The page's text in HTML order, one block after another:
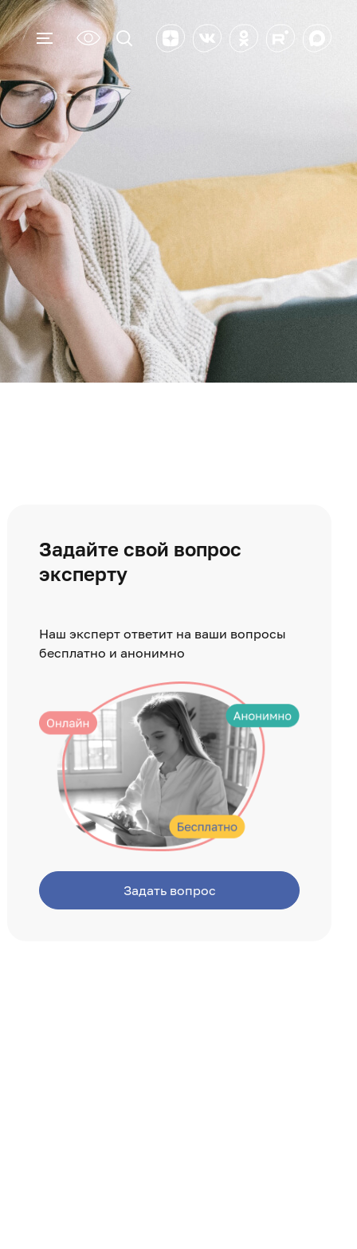
Задайте свой вопрос
эксперту
Наш эксперт ответит на ваши вопросы
бесплатно и анонимно
Задать вопрос